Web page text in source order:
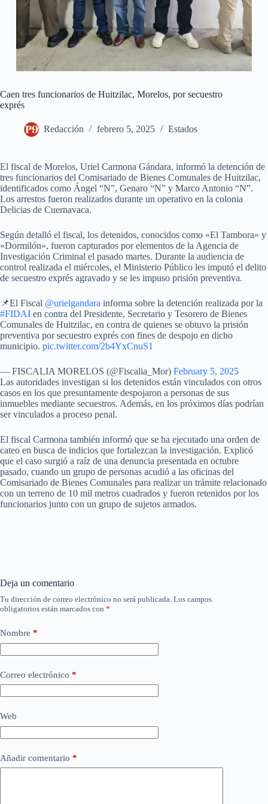
Caen tres funcionarios de Huitzilac, Morelos, por secuestro
exprés
Redacción febrero 5, 2025 Estados
El fiscal de Morelos, Uriel Carmona Gándara, informó la detención de
tres funcionarios del Comisariado de Bienes Comunales de Huitzilac,
identificados como Ángel “N”, Genaro “N” y Marco Antonio “N”.
Los arrestos fueron realizados durante un operativo en la colonia
Delicias de Cuernavaca.
Según detalló el fiscal, los detenidos, conocidos como «El Tambora» y
«Dormilón», fueron capturados por elementos de la Agencia de
Investigación Criminal el pasado martes. Durante la audiencia de
control realizada el miércoles, el Ministerio Público les imputó el delito
de secuestro exprés agravado y se les impuso prisión preventiva.
📌El Fiscal @urielgandara informa sobre la detención realizada por la
#FIDAI en contra del Presidente, Secretario y Tesorero de Bienes
Comunales de Huitzilac, en contra de quienes se obtuvo la prisión
preventiva por secuestro exprés con fines de despojo en dicho
municipio. pic.twitter.com/2b4YxCnuS1
— FISCALIA MORELOS (@Fiscalia_Mor) February 5, 2025
Las autoridades investigan si los detenidos están vinculados con otros
casos en los que presuntamente despojaron a personas de sus
inmuebles mediante secuestros. Además, en los próximos días podrían
ser vinculados a proceso penal.
El fiscal Carmona también informó que se ha ejecutado una orden de
cateo en busca de indicios que fortalezcan la investigación. Explicó
que el caso surgió a raíz de una denuncia presentada en octubre
pasado, cuando un grupo de personas acudió a las oficinas del
Comisariado de Bienes Comunales para realizar un trámite relacionado
con un terreno de 10 mil metros cuadrados y fueron retenidos por los
funcionarios junto con un grupo de sujetos armados.
Deja un comentario
Tu dirección de correo electrónico no será publicada. Los campos
obligatorios están marcados con *
Nombre *
Correo electrónico *
Web
Añadir comentario *